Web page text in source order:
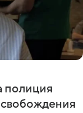
полиция